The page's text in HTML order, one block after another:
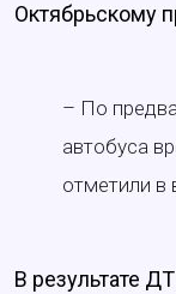
Октябрьскому
– По
автобуса
отметили в
В результате